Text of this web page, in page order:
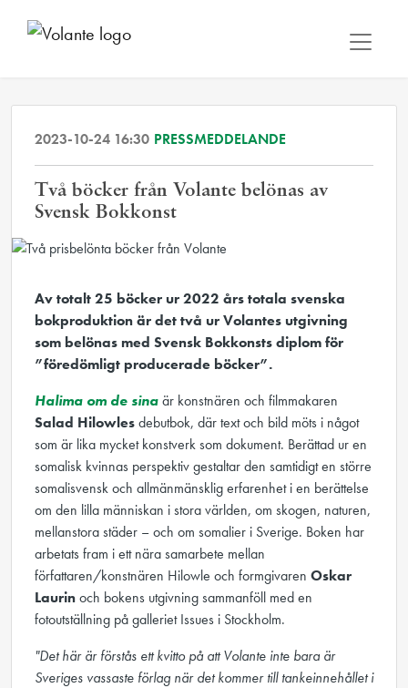
2023-10-24 16:30 PRESSMEDDELANDE
Två böcker från Volante belönas av
Svensk Bokkonst
Av totalt 25 böcker ur 2022 års totala svenska
bokproduktion är det två ur Volantes utgivning
som belönas med Svensk Bokkonsts diplom för
”föredömligt producerade böcker”.
Halima om de sinaär konstnären och filmmakaren
Salad Hilowlesdebutbok, där text och bild möts i något
som är lika mycket konstverk som dokument. Berättad ur en
somalisk kvinnas perspektiv gestaltar den samtidigt en större
somalisvensk och allmänmänsklig erfarenhet i en berättelse
om den lilla människan i stora världen, om skogen, naturen,
mellanstora städer – och om somalier i Sverige. Boken har
arbetats fram i ett nära samarbete mellan
författaren/konstnären Hilowle och formgivaren Oskar
Laurinoch bokens utgivning sammanföll med en
fotoutställning på galleriet Issues i Stockholm.
"Det här är förstås ett kvitto på att Volante inte bara är
Sveriges vassaste förlag när det kommer till tankeinnehållet i